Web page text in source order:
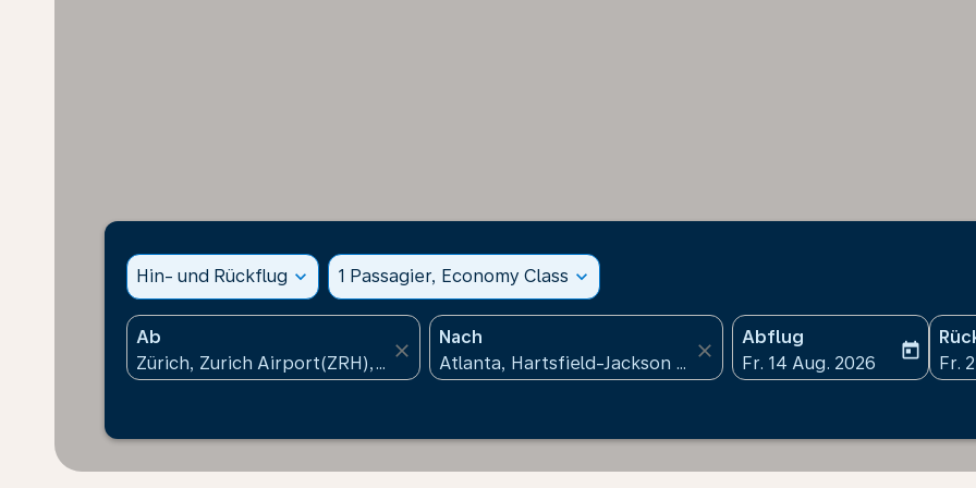
Hin- und Rückflug expand_more 1 Passagier, Economy Class expand_more
Ab
close
Nach
close
Abflug
fc-booking-departure-
Fr. 14 Aug. 2026
today
fc-
Fr.